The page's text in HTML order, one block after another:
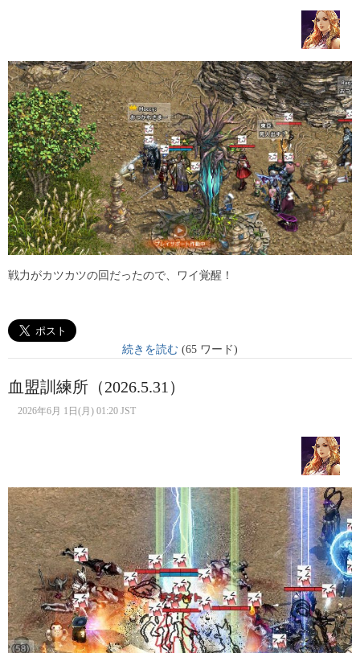
戦力がカツカツの回だったので、ワイ覚醒！
続きを読む (65 ワード)
血盟訓練所（2026.5.31）
2026年6月 1日(月) 01:20 JST